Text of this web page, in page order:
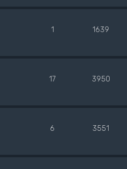
1 1639
17 3950
6 3551